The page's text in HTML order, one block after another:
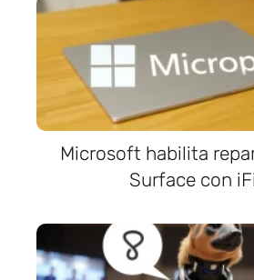
Microsoft habilita
Surface con